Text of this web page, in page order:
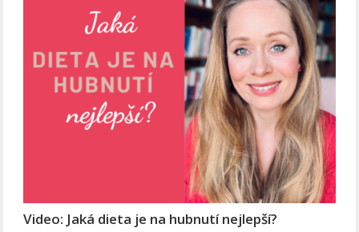
Video: Jaká dieta je na hubnutí nejlepší?